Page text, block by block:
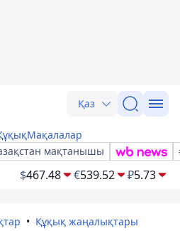
Қаз
Мақалалар
мақтанышы
$467.48 €539.52 ₽5.73
Құқық жаңалықтары